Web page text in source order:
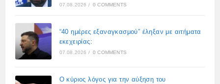
07.08.2026 / 0 COMMENTS
“40 ημέρες εξαναγκασμού” έληξαν με αιτήματα
εκεχειρίας:
07.08.2026 / 0 COMMENTS
Ο κύριος λόγος για την αύξηση του